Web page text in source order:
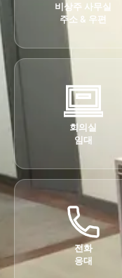
비상주 사무실
주소 & 우편
회의실
임대
전화
응대